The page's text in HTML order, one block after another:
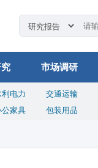
市场调研
电力 交通运输
公家具 包装用品